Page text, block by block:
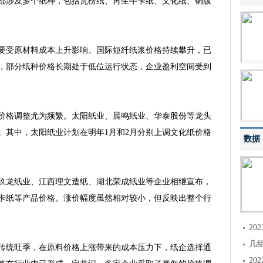
材料成本上升影响。国际短纤纸浆价格持续攀升，已
部分纸种价格长期处于低位运行状态，企业盈利空间受到
整尤为频繁。太阳纸业、晨鸣纸业、华泰股份等龙头
其中，太阳纸业计划在明年1月和2月分别上调文化纸价格
业、江西理文造纸、湖北荣成纸业等企业相继宣布，
纸等产品价格。涨价幅度虽然相对较小，但反映出整个行
季，在原料价格上涨带来的成本压力下，纸企选择通
数据
几